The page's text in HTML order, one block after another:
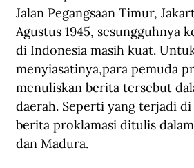
Jalan Pegangsaan Timur,
Agustus 1945, sesungguhnya
di Indonesia masih kuat.
menyiasatinya,para pemuda
menuliskan berita tersebut
daerah. Seperti yang terjadi
berita proklamasi ditulis dalam
dan Madura.